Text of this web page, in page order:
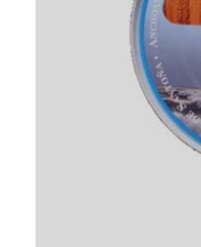
DETALLES